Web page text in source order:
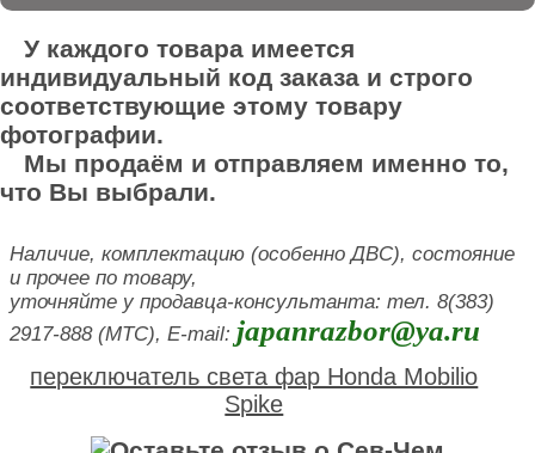
У каждого товара имеется
индивидуальный код заказа и строго
соответствующие этому товару
фотографии.
Мы продаём и отправляем именно то,
что Вы выбрали.
Наличие, комплектацию (особенно ДВС), состояние
и прочее по товару,
уточняйте у продавца-консультанта: тел. 8(383)
2917-888 (МТС), E-mail: japanrazbor@ya.ru
переключатель света фар Honda Mobilio
Spike